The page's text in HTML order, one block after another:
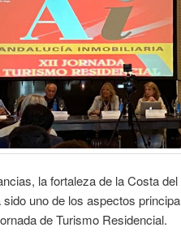
la fortaleza de la Costa
uno de los aspectos
de Turismo Residencial.